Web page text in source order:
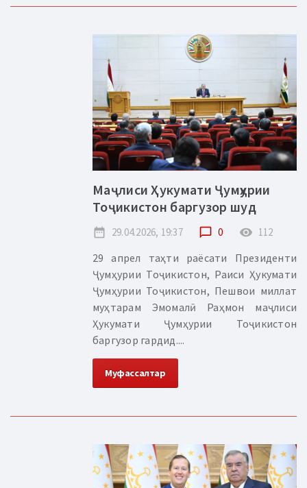
Маҷлиси Ҳукумати Ҷумҳурии
Тоҷикистон баргузор шуд
date_range 29.04.2026, 19:37 chat_bubble_outline 0 remove_red_eye 112
29 апрел таҳти раёсати Президенти
Ҷумҳурии Тоҷикистон, Раиси Ҳукумати
Ҷумҳурии Тоҷикистон, Пешвои миллат
муҳтарам Эмомалӣ Раҳмон маҷлиси
Ҳукумати Ҷумҳурии Тоҷикистон
баргузор гардид....
Муфассалтар